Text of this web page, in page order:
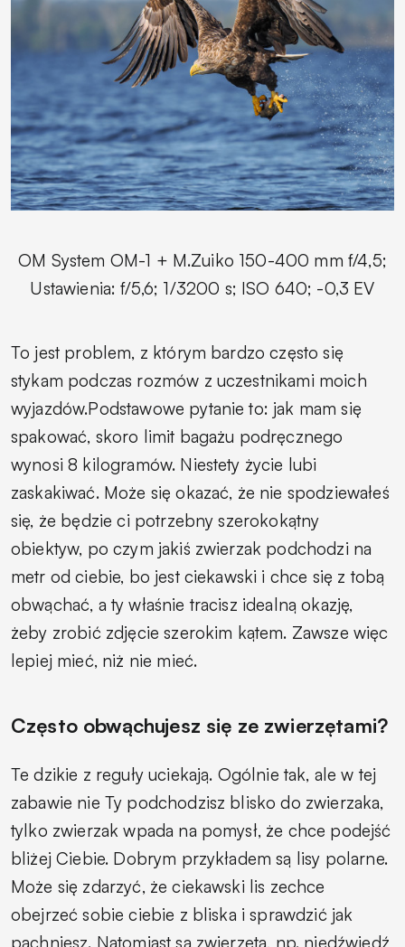
OM System OM-1 + M.Zuiko 150-400 mm f/4,5;
Ustawienia: f/5,6; 1/3200 s; ISO 640; -0,3 EV
To jest problem, z którym bardzo często się
stykam podczas rozmów z uczestnikami moich
wyjazdów.Podstawowe pytanie to: jak mam się
spakować, skoro limit bagażu podręcznego
wynosi 8 kilogramów. Niestety życie lubi
zaskakiwać. Może się okazać, że nie spodziewałeś
się, że będzie ci potrzebny szerokokątny
obiektyw, po czym jakiś zwierzak podchodzi na
metr od ciebie, bo jest ciekawski i chce się z tobą
obwąchać, a ty właśnie tracisz idealną okazję,
żeby zrobić zdjęcie szerokim kątem. Zawsze więc
lepiej mieć, niż nie mieć.
Często obwąchujesz się ze zwierzętami?
Te dzikie z reguły uciekają. Ogólnie tak, ale w tej
zabawie nie Ty podchodzisz blisko do zwierzaka,
tylko zwierzak wpada na pomysł, że chce podejść
bliżej Ciebie. Dobrym przykładem są lisy polarne.
Może się zdarzyć, że ciekawski lis zechce
obejrzeć sobie ciebie z bliska i sprawdzić jak
pachniesz. Natomiast są zwierzęta, np. niedźwiedź